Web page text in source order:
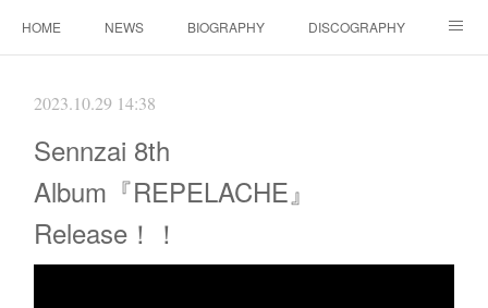
HOME NEWS BIOGRAPHY DISCOGRAPHY
2023.10.29 14:38
Sennzai 8th
Album『REPELACHE』
Release！！